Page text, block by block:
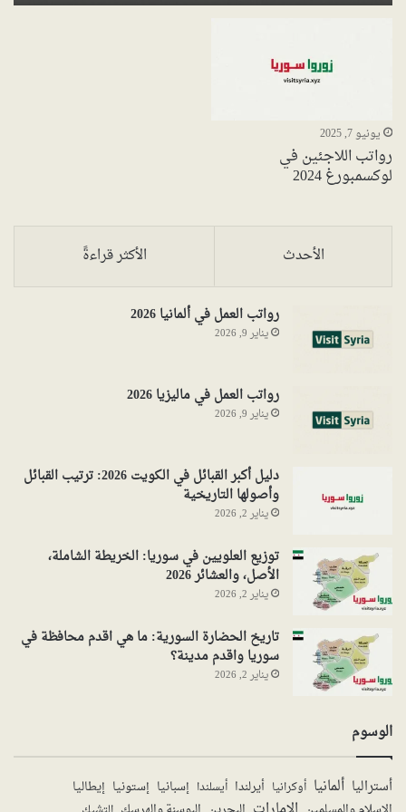
يونيو 7, 2025
رواتب اللاجئين في
لوكسمبورغ 2024
الأحدث الأكثر قراءةً
رواتب العمل في ألمانيا 2026
يناير 9, 2026
رواتب العمل في ماليزيا 2026
يناير 9, 2026
دليل أكبر القبائل في الكويت 2026: ترتيب القبائل
وأصولها التاريخية
يناير 2, 2026
توزيع العلويين في سوريا: الخريطة الشاملة،
الأصل، والعشائر 2026
يناير 2, 2026
تاريخ الحضارة السورية: ما هي اقدم محافظة في
سوريا واقدم مدينة؟
يناير 2, 2026
الوسوم
أستراليا ألمانيا أوكرانيا أيرلندا أيسلندا إسبانيا إستونيا إيطاليا